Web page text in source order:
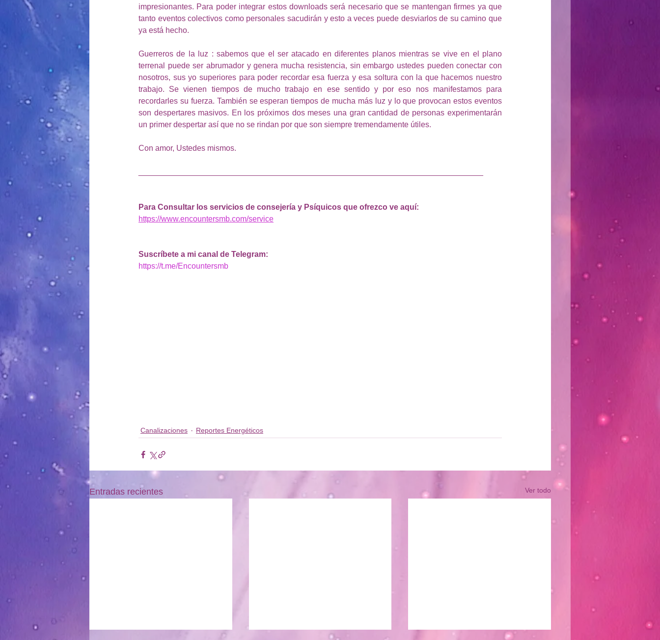
impresionantes. Para poder integrar estos downloads será necesario que se mantengan firmes ya que
tanto eventos colectivos como personales sacudirán y esto a veces puede desviarlos de su camino que
ya está hecho.
Guerreros de la luz : sabemos que el ser atacado en diferentes planos mientras se vive en el plano
terrenal puede ser abrumador y genera mucha resistencia, sin embargo ustedes pueden conectar con
nosotros, sus yo superiores para poder recordar esa fuerza y esa soltura con la que hacemos nuestro
trabajo. Se vienen tiempos de mucho trabajo en ese sentido y por eso nos manifestamos para
recordarles su fuerza. También se esperan tiempos de mucha más luz y lo que provocan estos eventos
son despertares masivos. En los próximos dos meses una gran cantidad de personas experimentarán
un primer despertar así que no se rindan por que son siempre tremendamente útiles.
Con amor, Ustedes mismos.
Para Consultar los servicios de consejería y Psíquicos que ofrezco ve aquí:
https://www.encountersmb.com/service
Suscríbete a mi canal de Telegram:
https://t.me/Encountersmb
Canalizaciones Reportes Energéticos
Entradas recientes Ver todo